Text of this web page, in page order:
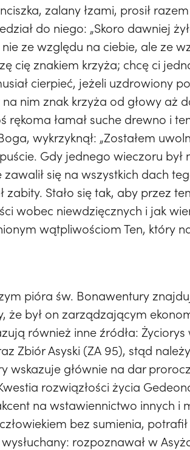
zalany łzami, prosił
do niego: „Skoro dawniej
ze względu na ciebie, ale ze
cię znakiem krzyża; chcę ci
cierpieć, jeżeli uzdrowiony
na nim znak krzyża od głowy aż
rękoma łamał suche drewno i
wykrzyknął: „Zostałem
Gdy jednego wieczoru
się na wszystkich dach
zabity. Stało się tak, aby przez
wobec niewdzięcznych i jak
wątpliwościom Ten, który
pióra św. Bonawentury
że był on zarządzającym
również inne źródła:
Zbiór Asyski (ZA 95), stąd
wskazuje głównie na dar
rozwiązłości życia
na wstawiennictwo innych
bez sumienia,
rozpoznawał w